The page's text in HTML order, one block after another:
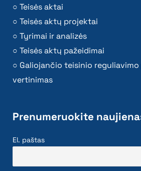
Teisės aktai
Teisės aktų projektai
Tyrimai ir analizės
Teisės aktų pažeidimai
Galiojančio teisinio
vertinimas
Prenumeruokite
El. paštas